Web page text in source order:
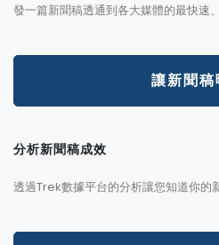
發一篇新聞稿透通到各大媒體的最快速
讓新聞稿
分析新聞稿成效
透過Trek數據平台的分析讓您知道你的